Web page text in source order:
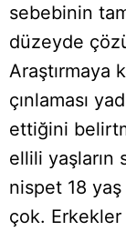
sebebinin
düzeyde
Araştırmaya
çınlaması
ettiğini
ellili yaşların
nispet 18
çok. Erkekler